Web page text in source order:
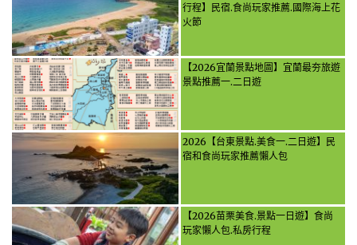
行程】民宿.食尚玩家推薦.國際海上花
火節
【2026宜蘭景點地圖】宜蘭最夯旅遊
景點推薦一.二日遊
2026【台東景點.美食一.二日遊】民
宿和食尚玩家推薦懶人包
【2026苗栗美食.景點一日遊】食尚
玩家懶人包.私房行程